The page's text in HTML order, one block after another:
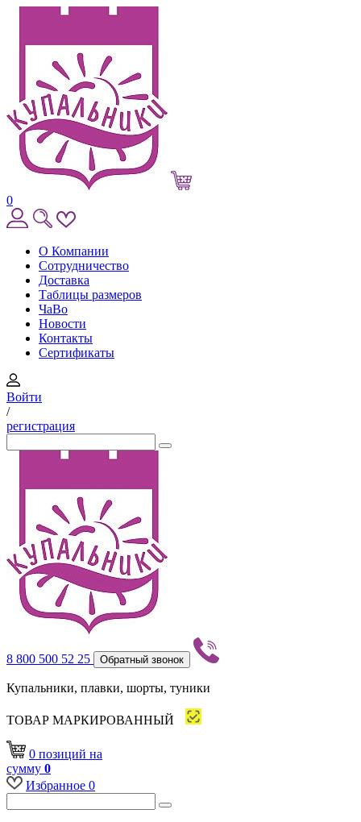
0
О Компании
Сотрудничество
Доставка
Таблицы размеров
ЧаВо
Новости
Контакты
Сертификаты
Войти
/
регистрация
8 800 500 52 25 Обратный звонок
Купальники, плавки, шорты, туники
ТОВАР МАРКИРОВАННЫЙ
0 позиций на
сумму 0
Избранное 0